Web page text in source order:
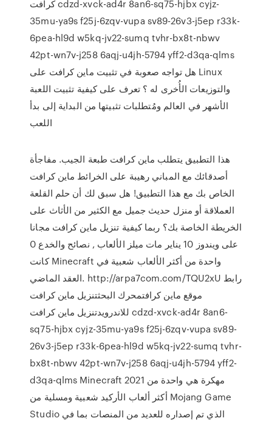
كرافت cdzd-xvck-ad4r 8an6-sq75-hjbx cyjz-
35mu-ya9s f25j-6zqv-vupa sv89-26v3-j5ep r33k-
6pea-hl9d w5kq-jv22-sumq tvhr-bx8t-nbwv
42pt-wn7v-j258 6aqj-u4jh-5794 yff2-d3qa-qlms
هل تواجه صعوبة في تثبيت ماين كرافت على Linux
والتوزيعات الأُخرى له ؟ تعرف على كيفية تثبيت اللعبة
الأشهر في العالم ومُتطلبات تثبيتها من البداية إلى بدأ
اللعب
هذا التطبيق يتطلب ماين كرافت طبعة الجيب. مفاجأة
أصدقائك مع المباني رهيبة على الخرائط ماين كرافت
الخاص بك مع هذا التطبيق! هل سبق لك أن حلم القلعة
العملاقة أو منزل حديث جميل مع الكثير من الأثاث على
الخريطة الخاصة بك؟ ربما كيفية تنزيل ماين كرافت مجانا
على ويندوز 10 يناير مات ميلز الألعاب , نصائح والخدع 0
كانت Minecraft واحدة من أكثر الألعاب شعبية في
العقد الماضي. http://arpa7com.com/TQU2xU رابط
موقع ماين كرافتمحرك البحثتنزيل ماين كرافت
للاندرويدتنزيل ماين كرافت cdzd-xvck-ad4r 8an6-
sq75-hjbx cyjz-35mu-ya9s f25j-6zqv-vupa sv89-
26v3-j5ep r33k-6pea-hl9d w5kq-jv22-sumq tvhr-
bx8t-nbwv 42pt-wn7v-j258 6aqj-u4jh-5794 yff2-
d3qa-qlms Minecraft 2021 مهكرة هي واحدة من
أكثر ألعاب الأركيد شعبية ومسلية من Mojang Game
Studio الذي تم إصداره للعديد من المنصات بما في